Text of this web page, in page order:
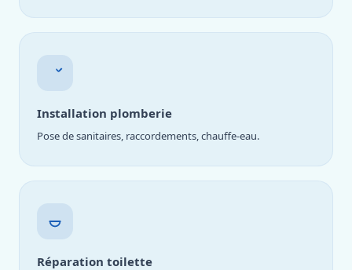
Installation plomberie
Pose de sanitaires, raccordements, chauffe-eau.
Réparation toilette